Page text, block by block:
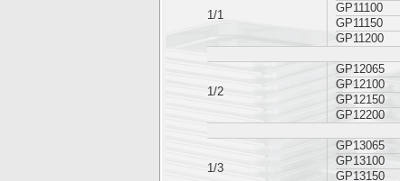
1/1
GP11100
GP11150
GP11200
1/2
GP12065
GP12100
GP12150
GP12200
1/3
GP13065
GP13100
GP13150